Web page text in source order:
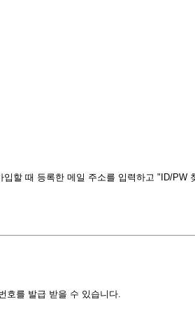
할 때 등록한 메일 주소를 입력하고 "ID/PW
호를 발급 받을 수 있습니다.